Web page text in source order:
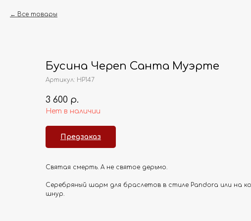
Все товары
Бусина Череп Санта Муэрте
Артикул: HP147
3 600 р.
Нет в наличии
Предзаказ
Святая смерть. А не святое дерьмо.
Серебряный шарм для браслетов в стиле Pandora или на
шнур.